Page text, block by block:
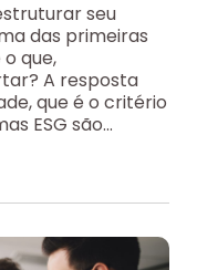
seu
das primeiras
que,
A resposta
que é o critério
ESG são...